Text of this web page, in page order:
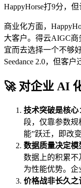
HappyHorse打9分，
商业化方面，
大客户。得云AIGC
宜而去选择一个不够
Seedance 2.0，但客户
🚀 对企业 AI
技术突破是核心
段，仅靠参数规
能”跃迁，即改
数据质量决定模
数据上的积累
为性能优势。企
价格战非长久之